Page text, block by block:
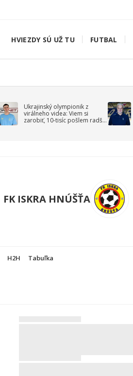
HVIEZDY SÚ UŽ TU FUTBAL
Ukrajinský olympionik z
virálneho videa: Viem si
zarobiť, 10-tisíc pošlem radšej
FK ISKRA HNÚŠŤA
H2H Tabuľka